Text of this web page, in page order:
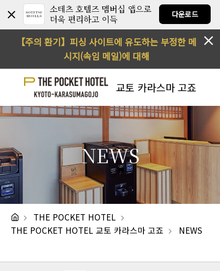
소테츠 호텔즈 멤버십 앱으로
더욱 편리하고 이득
다운로드
【주의 환기】피싱 사이트에 유도하는 부정한 메
시지(속임 메일)에 대해
교토 카라스마 고죠
NEWS
THE POCKET HOTEL
THE POCKET HOTEL 교토 카라스마 고죠
NEWS